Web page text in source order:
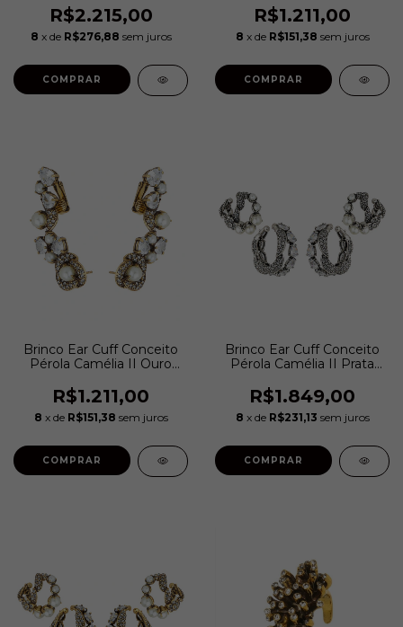
R$2.215,00
8 x de R$276,88 sem juros
COMPRAR
R$1.211,00
8 x de R$151,38 sem juros
COMPRAR
Brinco Ear Cuff Conceito
Pérola Camélia II Ouro
Albertazzi
R$1.211,00
8 x de R$151,38 sem juros
COMPRAR
Brinco Ear Cuff Conceito
Pérola Camélia II Prata
R$1.849,00
8 x de R$231,13 sem juros
COMPRAR